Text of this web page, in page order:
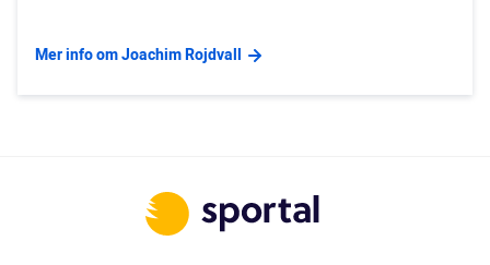
Mer info om Joachim Rojdvall